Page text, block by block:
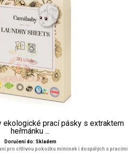
ekologické prací pásky s extraktem
heřmánku ...
Doručení do: Skladem
pro citlivou pokožku miminek i dospělých s pracími